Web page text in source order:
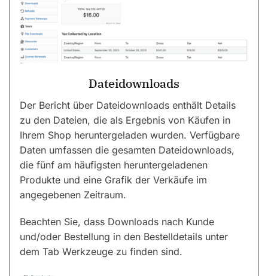
Dateidownloads
Der Bericht über Dateidownloads enthält Details
zu den Dateien, die als Ergebnis von Käufen in
Ihrem Shop heruntergeladen wurden. Verfügbare
Daten umfassen die gesamten Dateidownloads,
die fünf am häufigsten heruntergeladenen
Produkte und eine Grafik der Verkäufe im
angegebenen Zeitraum.
Beachten Sie, dass Downloads nach Kunde
und/oder Bestellung in den Bestelldetails unter
dem Tab Werkzeuge zu finden sind.